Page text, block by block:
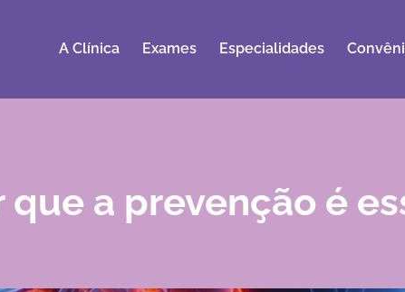
A Clínica Exames Especialidades
a prevenção é